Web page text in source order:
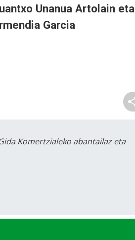
Unanua Artolain eta
Garcia
Komertzialeko abantailaz eta